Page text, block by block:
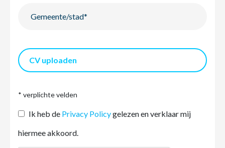
CV uploaden
* verplichte velden
Ik heb de Privacy Policygelezen en verklaar mij
hiermee akkoord.